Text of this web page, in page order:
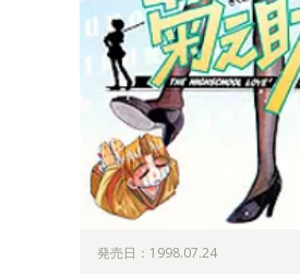
発売日：1998.07.24